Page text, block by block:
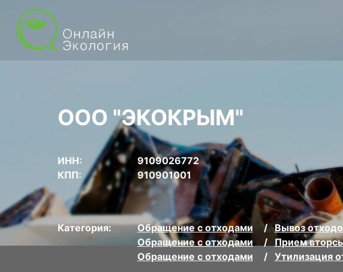
ООО "ЭКОКРЫМ"
ИНН:
9109026772
КПП:
910901001
Категория: Обращение с отходами
Вывоз
Обращение с отходами
Прием
Обращение с отходами
Утилизация